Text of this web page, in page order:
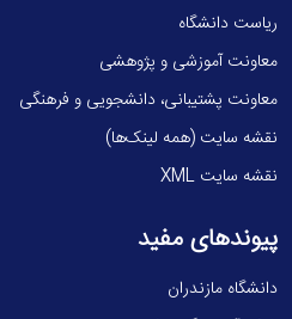
ریاست دانشگاه
معاونت آموزشی و پژوهشی
معاونت پشتیبانی، دانشجویی و فرهنگی
نقشه سایت (همه لینک‌ها)
نقشه سایت XML
پیوندهای مفید
دانشگاه مازندران